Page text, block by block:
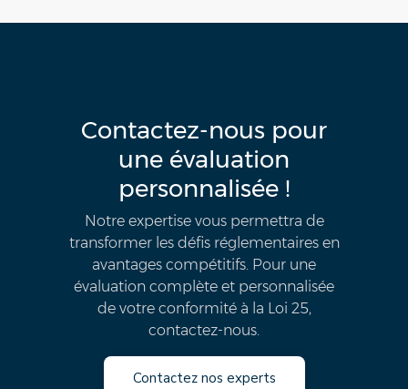
Contactez-nous pour
une évaluation
personnalisée !
Notre expertise vous permettra de
transformer les défis réglementaires en
avantages compétitifs. Pour une
évaluation complète et personnalisée
de votre conformité à la Loi 25,
contactez-nous.
Contactez nos experts